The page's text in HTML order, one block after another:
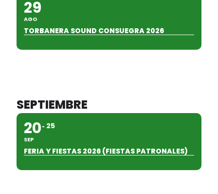
29
AGO
TORBANERA SOUND CONSUEGRA 2026
SEPTIEMBRE
20
SEP
25
FERIA Y FIESTAS 2026 (FIESTAS PATRONALES)